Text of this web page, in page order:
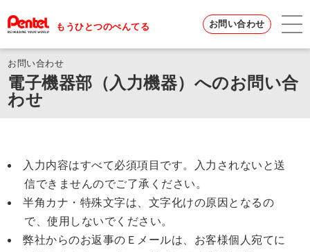
もうひとつのぺんてる お問い合わせ
お問い合わせ
電子機器部（入力機器）へのお問い合
わせ
入力内容はすべて必須項目です。入力されないと送
信できませんのでご了承ください。
半角カナ・特殊文字は、文字化けの原因となるの
で、使用しないでください。
弊社からのお返事のＥメールは、お客様個人宛てに